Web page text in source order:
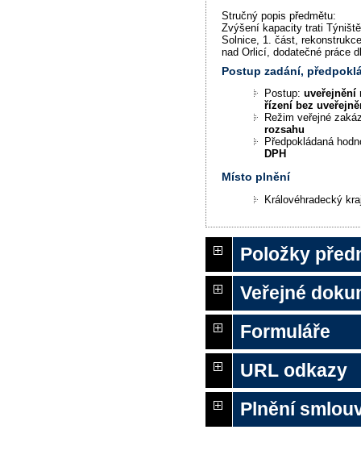
Stručný popis předmětu:
Zvýšení kapacity trati
Solnice, 1. část,
nad Orlicí, dodatečné práce
Postup zadání,
Postup:uveřejnění
řízení bez
Režim veřejné
rozsahu
Předpokládaná
DPH
Místo plnění
Královéhradecký
Položky
Veřejné
Formuláře
URL odkazy
Plnění